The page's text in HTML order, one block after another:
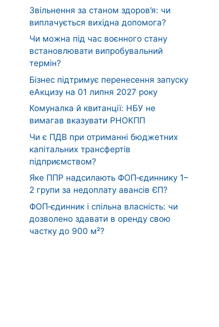
Звільнення за станом здоров’я: чи
виплачується вихідна допомога?
Чи можна під час воєнного стану
встановлювати випробувальний
термін?
Бізнес підтримує перенесення запуску
еАкцизу на 01 липня 2027 року
Комуналка й квитанції: НБУ не
вимагав вказувати РНОКПП
Чи є ПДВ при отриманні бюджетних
капітальних трансфертів
підприємством?
Яке ППР надсилають ФОП‑єдиннику 1–
2 групи за недоплату авансів ЄП?
ФОП‑єдинник і спільна власність: чи
дозволено здавати в оренду свою
частку до 900 м²?